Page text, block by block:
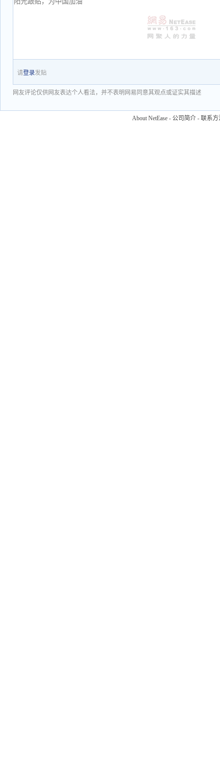
请登录发贴
网友评论仅供网友表达个人看法，并不表明网易同意其观点或证实其描述
About NetEase - 公司简介 - 联系方